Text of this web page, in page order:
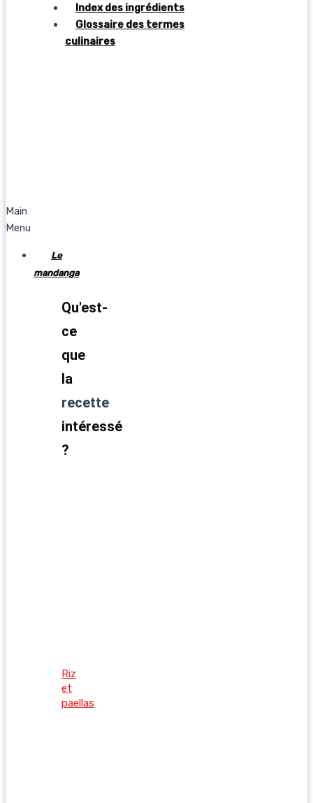
Index des ingrédients
Glossaire des termes
culinaires
Main
Menu
Le
mandanga
Qu'est-
ce
que
la
recette
intéressé
?
Riz
et
paellas